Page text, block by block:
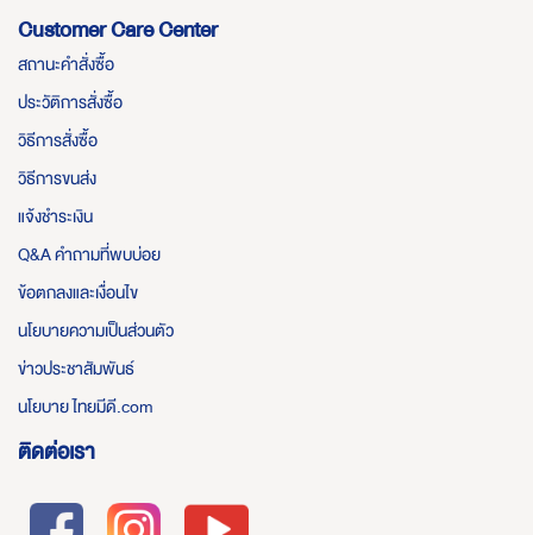
Customer Care Center
สถานะคำสั่งซื้อ
ประวัติการสั่งซื้อ
วิธีการสั่งซื้อ
วิธีการขนส่ง
แจ้งชำระเงิน
Q&A คำถามที่พบบ่อย
ข้อตกลงและเงื่อนไข
นโยบายความเป็นส่วนตัว
ข่าวประชาสัมพันธ์
นโยบาย ไทยมีดี.com
ติดต่อเรา